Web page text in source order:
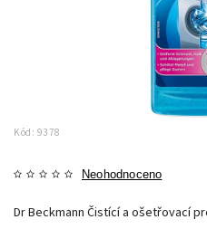
Kód: 9378
Neohodnoceno
Dr Beckmann Čistící a ošetřovací